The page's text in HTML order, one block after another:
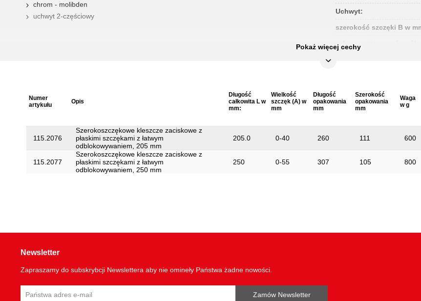
chrom - molibden
uchwyt 2-częściowy
Uchwyt:
szerokość szczęki B w
zakres zastosowań
Pokaż więcej cechy
Numer
artykułu
Opis
Długość
całkowita L w
mm:
Wielkość
szczęk (A) w
mm
Długość
opakowania
mm
Szerokość
opakowania
mm
Waga
w g
115.2076
Szerokoszczękowe kleszcze zaciskowe z
płaskimi szczękami z łatwym
odblokowywaniem, 205 mm
205.0 0-40 260 111 600
115.2077
Szerokoszczękowe kleszcze zaciskowe z
płaskimi szczękami z łatwym
odblokowywaniem, 250 mm
250 0-55 307 105 800
Newsletter
Zapraszamy do subskrybcji Newslettera aby nie omineły Państwa żadne nowości.
Zamów Newsletter